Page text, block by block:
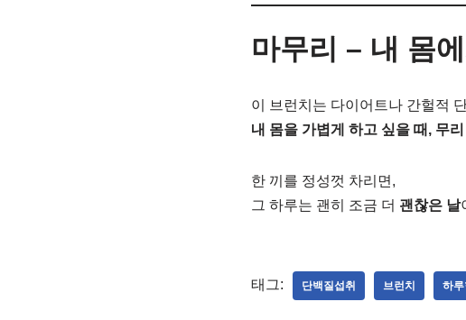
마무리 – 내 몸
이 브런치는 다이어트나 간헐적
내 몸을 가볍게 하고 싶을 때, 무
한 끼를 정성껏 차리면,
그 하루는 괜히 조금 더 괜찮은 날
태그: 단백질섭취 브런치 하루